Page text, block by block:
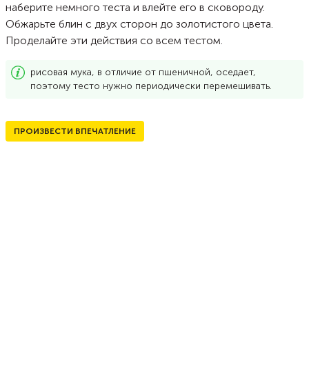
наберите немного теста и влейте его в сковороду.
Обжарьте блин с двух сторон до золотистого цвета.
Проделайте эти действия со всем тестом.
рисовая мука, в отличие от пшеничной, оседает,
поэтому тесто нужно периодически перемешивать.
ПРОИЗВЕСТИ ВПЕЧАТЛЕНИЕ